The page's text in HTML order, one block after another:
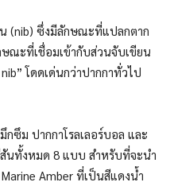
(nib) ซึ่งมีลักษณะที่แปลกตาก
ณะที่เชื่อมเข้ากับส่วนจับเขียน
โดดเด่นกว่าปากกาทั่วไป
ซึม ปากกาโรลเลอร์บอล และ
สันทั้งหมด 8 แบบ สำหรับที่จะนำ
Amber ที่เป็นสีแดงน้ำ